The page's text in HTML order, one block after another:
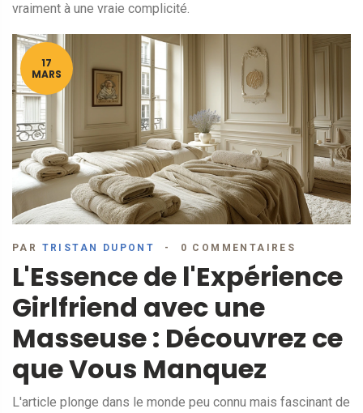
vraiment à une vraie complicité.
17
MARS
PAR TRISTAN DUPONT 0 COMMENTAIRES
L'Essence de l'Expérience
Girlfriend avec une
Masseuse : Découvrez ce
que Vous Manquez
L'article plonge dans le monde peu connu mais fascinant de